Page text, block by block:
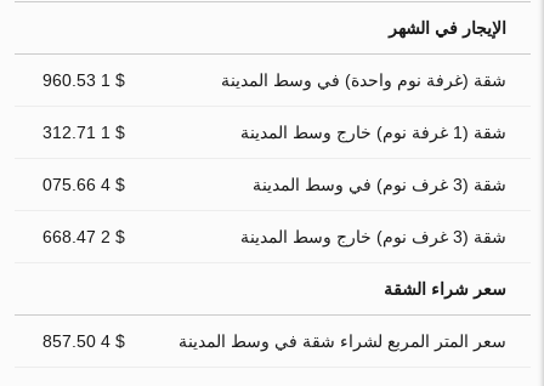
الإيجار في الشهر
شقة (غرفة نوم واحدة) في وسط المدينة $ 1 960.53
شقة (1 غرفة نوم) خارج وسط المدينة $ 1 312.71
شقة (3 غرف نوم) في وسط المدينة $ 4 075.66
شقة (3 غرف نوم) خارج وسط المدينة $ 2 668.47
سعر شراء الشقة
سعر المتر المربع لشراء شقة في وسط المدينة $ 4 857.50